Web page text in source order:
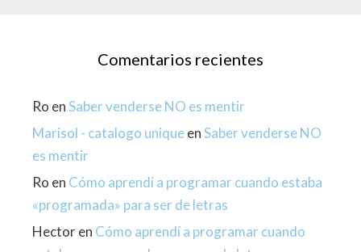
Comentarios recientes
Ro enSaber venderse NO es mentir
Marisol - catalogo uniqueenSaber venderse NO
es mentir
Ro en Cómo aprendí a programar cuando estaba
«programada» para ser de letras
Hectoren Cómo aprendí a programar cuando